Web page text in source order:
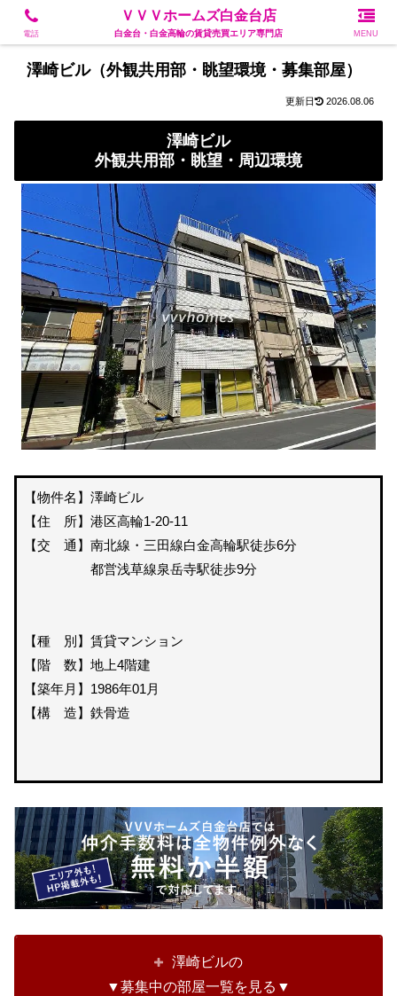
澤崎ビル（外観共用部・眺望環境・募集部屋）
2026.08.06
澤崎ビル
外観共用部・眺望・周辺環境
【物件名】澤崎ビル
【住 所】港区高輪1-20-11
【交 通】南北線・三田線白金高輪駅徒歩6分
都営浅草線泉岳寺駅徒歩9分
【種 別】賃貸マンション
【階 数】地上4階建
【築年月】1986年01月
【構 造】鉄骨造
澤崎ビルの
▼募集中の部屋一覧を見る▼
電話
ＶＶＶホームズ白金台店
白金台・白金高輪の賃貸売買エリア専門店 MENU